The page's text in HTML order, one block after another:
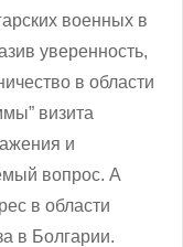
военных в
уверенность,
в области
визита
и
вопрос. А
в области
в Болгарии.